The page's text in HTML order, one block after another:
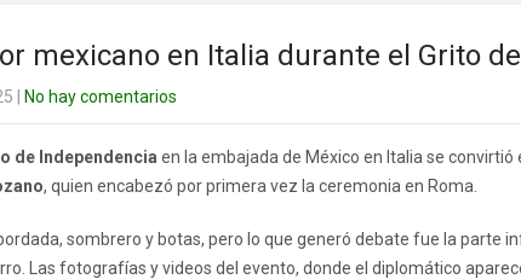
mexicano en Italia durante el Grito
No hay comentarios
de Independencia en la embajada de México en Italia se
, quien encabezó por primera vez la ceremonia en Roma.
sombrero y botas, pero lo que generó debate fue la parte
Las fotografías y videos del evento, donde el diplomático